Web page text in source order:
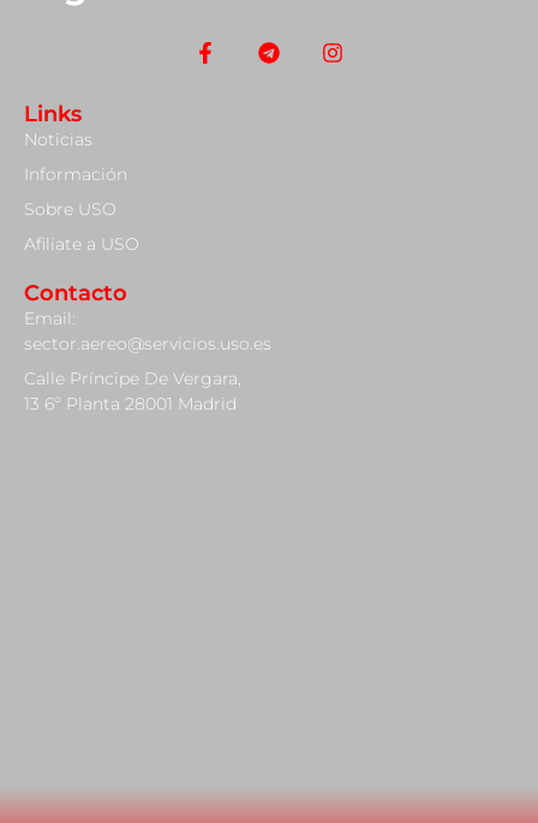
Links
Noticias
Información
Sobre USO
Afiliate a USO
Contacto
Email:
sector.aereo@servicios.uso.es
Calle Príncipe De Vergara,
13 6º Planta 28001 Madrid